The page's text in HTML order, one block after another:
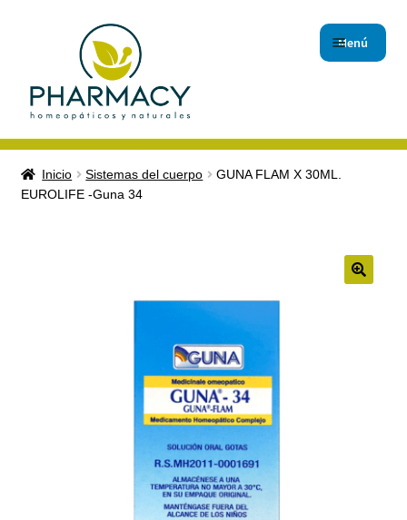
Menú
Inicio
Carrito de compras
Política de protección y tratamiento de datos personales
TÉRMINOS Y CONDICIONES
Inicio Sistemas del cuerpo
GUNA FLAM X 30ML.
EUROLIFE -Guna 34